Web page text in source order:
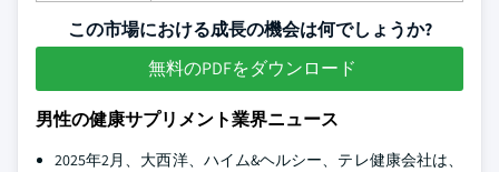
この市場における成長の機会は何でしょうか?
無料のPDFをダウンロード
男性の健康サプリメント業界ニュース
2025年2月、大西洋、ハイム&ヘルシー、テレ健康会社は、